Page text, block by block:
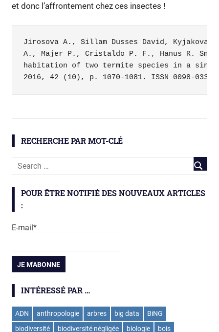
et donc l’affrontement chez ces insectes !
Jirosova A. , Sillam Dusses David, Kyjakova
A. , Majer P. , Cristaldo P. F. , Hanus R.
habitation of two termite species in a
2016, 42 (10), p. 1070-1081. ISSN 0098-0331
Inquilines
insectes
termites
RECHERCHE PAR MOT-CLÉ
POUR ÊTRE NOTIFIÉ DES NOUVEAUX ARTICLES
:
E-mail*
INTÉRESSÉ PAR …
ADN anthropologie arbres big data
BiNG
biodiversité
biodiversité négligée biologie bois